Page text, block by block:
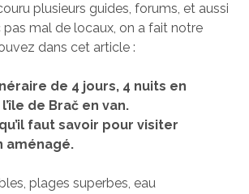
plusieurs guides, forums, et aussi
pas mal de locaux, on a fait notre
dans cet article :
de 4 jours, 4 nuits en
de Brač en van.
faut savoir pour visiter
aménagé.
plages superbes, eau